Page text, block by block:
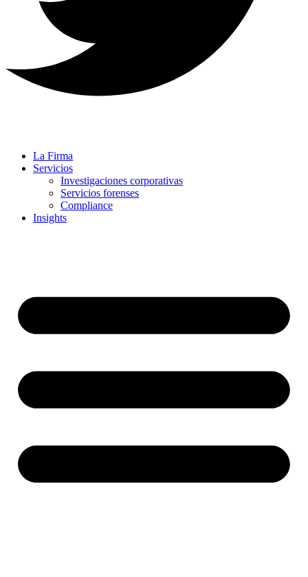
La Firma
Servicios
Investigaciones corporativas
Servicios forenses
Compliance
Insights